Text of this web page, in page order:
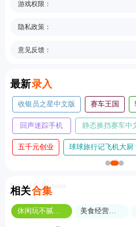
游戏权限：
隐私政策：
意见反馈：
最新录入
New
超人飞行模拟器手
机版
变色龙躲猫
机版
我是鸟手机
版
趣味跳跃模拟器手
版
袖珍厨房中文
修仙宗门搜打
撤
相关合集
Related Collections
休闲玩不腻的游戏 美食经营类游戏